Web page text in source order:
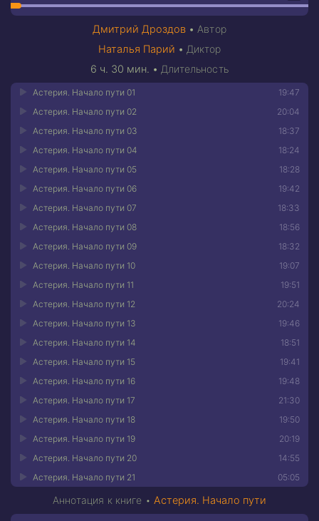
Дмитрий Дроздов •Автор
Наталья Парий • Диктор
6 ч. 30 мин. •Длительность
19:47
Астерия. Начало пути 01
20:04
Астерия. Начало пути 02
18:37
Астерия. Начало пути 03
18:24
Астерия. Начало пути 04
18:28
Астерия. Начало пути 05
19:42
Астерия. Начало пути 06
18:33
Астерия. Начало пути 07
18:56
Астерия. Начало пути 08
18:32
Астерия. Начало пути 09
19:07
Астерия. Начало пути 10
19:51
Астерия. Начало пути 11
20:24
Астерия. Начало пути 12
19:46
Астерия. Начало пути 13
18:51
Астерия. Начало пути 14
19:41
Астерия. Начало пути 15
19:48
Астерия. Начало пути 16
21:30
Астерия. Начало пути 17
19:50
Астерия. Начало пути 18
20:19
Астерия. Начало пути 19
14:55
Астерия. Начало пути 20
05:05
Астерия. Начало пути 21
Аннотация к книге • Астерия. Начало пути